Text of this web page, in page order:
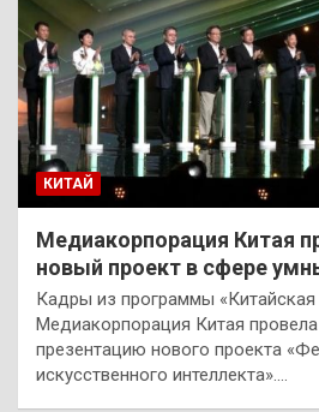
КИТАЙ
Медиакорпорация Китая
новый проект в сфере
Кадры из программы «Китайская
Медиакорпорация Китая
презентацию нового проекта
искусственного интеллекта».…